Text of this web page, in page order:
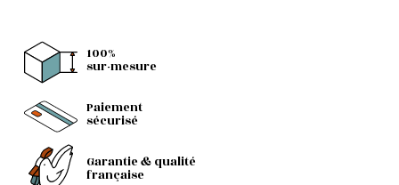
100%
sur-mesure
Paiement
sécurisé
Garantie & qualité
française